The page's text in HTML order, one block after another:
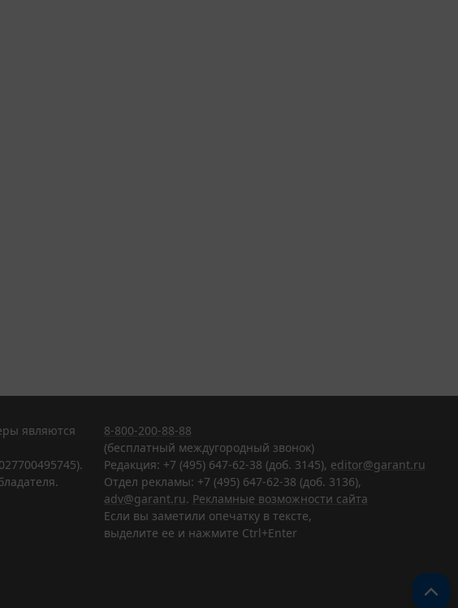
являются
8-800-200-88-88
(бесплатный междугородный звонок)
Редакция: +7 (495) 647-62-38 (доб. 3145), editor@garant.ru
Отдел рекламы: +7 (495) 647-62-38 (доб. 3136),
adv@garant.ru. Рекламные возможности сайта
Если вы заметили опечатку в тексте,
выделите ее и нажмите Ctrl+Enter